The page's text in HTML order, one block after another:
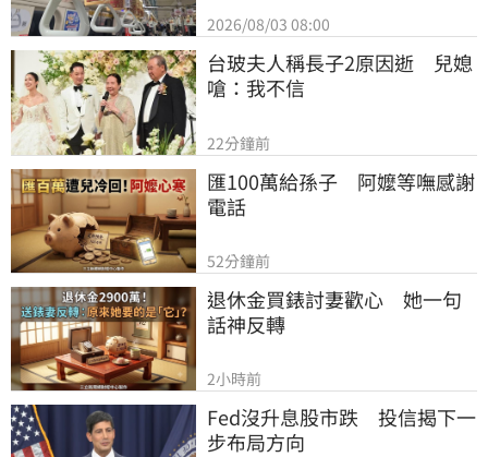
2026/08/03 08:00
台玻夫人稱長子2原因逝　兒媳
嗆：我不信
22分鐘前
匯100萬給孫子　阿嬤等嘸感謝
電話
52分鐘前
退休金買錶討妻歡心　她一句
話神反轉
2小時前
Fed沒升息股市跌　投信揭下一
步布局方向